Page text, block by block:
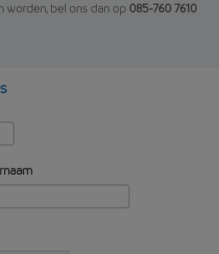
worden, bel ons dan op 085-760 7610